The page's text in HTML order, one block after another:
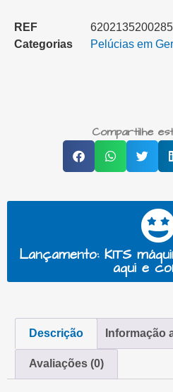
REF
6202135200285
Categorias
Pelúcias em
Compartilhe
Lançamento: KITS
aqui e
Descrição Informação
Avaliações (0)